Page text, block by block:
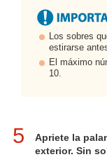
Los sobres
estirarse
El máximo
10.
5
Apriete la
exterior. Sin